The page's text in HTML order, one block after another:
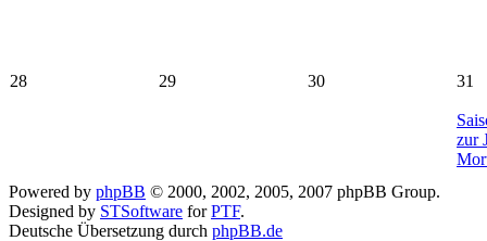
28 29 30 31
zur
Powered by phpBB © 2000, 2002, 2005, 2007 phpBB Group.
Designed by STSoftware forPTF.
Deutsche Übersetzung durch phpBB.de